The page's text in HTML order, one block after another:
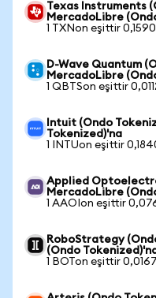
Texas Instruments
MercadoLibre
1 TXNon eşittir
D-Wave Quantum
MercadoLibre
1 QBTSon eşittir
Intuit (Ondo
Tokenized)'na
1 INTUon eşittir
Applied
MercadoLibre
1 AAOIon eşittir
RoboStrategy
(Ondo
1 BOTon eşittir